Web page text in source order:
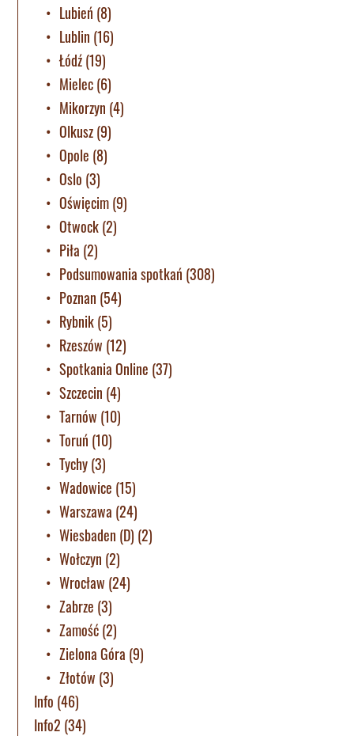
Lubień (8)
Lublin (16)
Łódź(19)
Mielec(6)
Mikorzyn (4)
Olkusz(9)
Opole (8)
Oslo (3)
Oświęcim(9)
Otwock(2)
Piła (2)
Podsumowania spotkań (308)
Poznan (54)
Rybnik(5)
Rzeszów (12)
Spotkania Online (37)
Szczecin (4)
Tarnów (10)
Toruń (10)
Tychy(3)
Wadowice (15)
Warszawa (24)
Wiesbaden (D) (2)
Wołczyn (2)
Wrocław (24)
Zabrze (3)
Zamość(2)
Zielona Góra (9)
Złotów (3)
Info (46)
Info2 (34)